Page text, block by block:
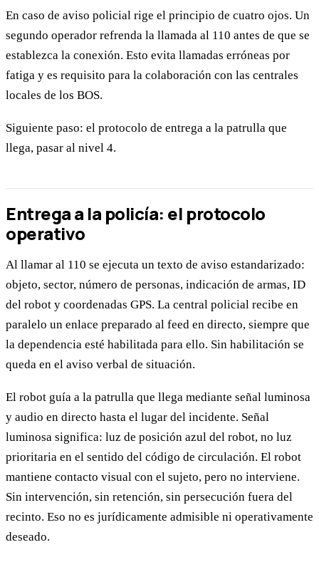
En caso de aviso policial rige el principio de cuatro ojos. Un
segundo operador refrenda la llamada al 110 antes de que se
establezca la conexión. Esto evita llamadas erróneas por
fatiga y es requisito para la colaboración con las centrales
locales de los BOS.
Siguiente paso: el protocolo de entrega a la patrulla que
llega, pasar al nivel 4.
Entrega a la policía: el protocolo
operativo
Al llamar al 110 se ejecuta un texto de aviso estandarizado:
objeto, sector, número de personas, indicación de armas, ID
del robot y coordenadas GPS. La central policial recibe en
paralelo un enlace preparado al feed en directo, siempre que
la dependencia esté habilitada para ello. Sin habilitación se
queda en el aviso verbal de situación.
El robot guía a la patrulla que llega mediante señal luminosa
y audio en directo hasta el lugar del incidente. Señal
luminosa significa: luz de posición azul del robot, no luz
prioritaria en el sentido del código de circulación. El robot
mantiene contacto visual con el sujeto, pero no interviene.
Sin intervención, sin retención, sin persecución fuera del
recinto. Eso no es jurídicamente admisible ni operativamente
deseado.